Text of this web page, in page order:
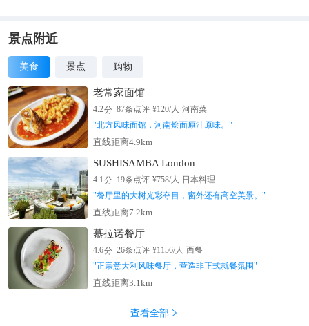
景点附近
美食 景点 购物
老常家面馆
4.2分 87条点评 ¥120/人 河南菜
"北方风味面馆，河南烩面原汁原味。 "
直线距离4.9km
SUSHISAMBA London
4.1分 19条点评 ¥758/人 日本料理
"餐厅里的大树光彩夺目，窗外还有高空美景。 "
直线距离7.2km
慕拉诺餐厅
4.6分 26条点评 ¥1156/人 西餐
"正宗意大利风味餐厅，营造非正式就餐氛围"
直线距离3.1km
查看全部 